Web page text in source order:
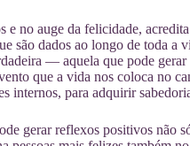
no auge da felicidade, acredita
são dados ao longo de toda a
— aquela que pode
que a vida nos coloca no
internos, para adquirir
gerar reflexos positivos não